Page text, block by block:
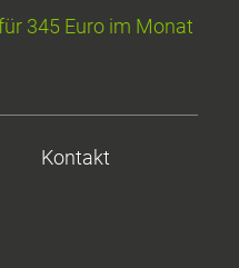
345 Euro im Monat
Kontakt